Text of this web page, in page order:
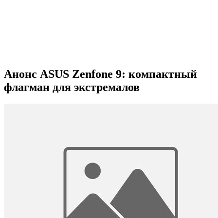
Анонс ASUS Zenfone 9: компактный
флагман для экстремалов